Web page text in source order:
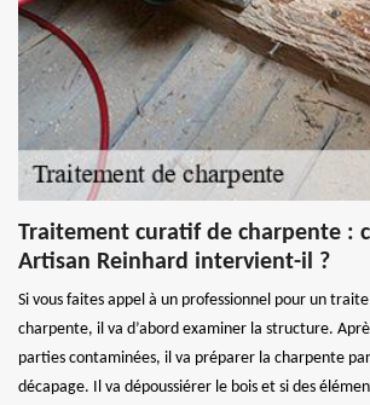
Traitement curatif de charpente :
Artisan Reinhard intervient-il ?
Si vous faites appel à un professionnel pour un
charpente, il va d’abord examiner la structure.
parties contaminées, il va préparer la charpente
décapage. Il va dépoussiérer le bois et si des